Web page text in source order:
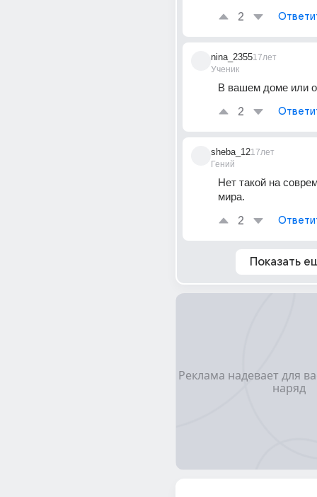
2
nina_2355
Ученик
17лет
В вашем доме или
2
sheba_12
Гений
17лет
Нет такой на
мира.
2
Показать